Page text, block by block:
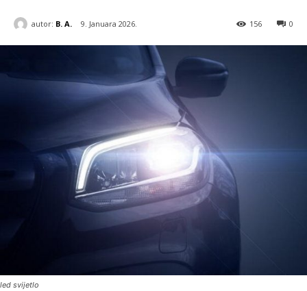
autor: B. A. 9. Januara 2026. 0
156
led svijetlo